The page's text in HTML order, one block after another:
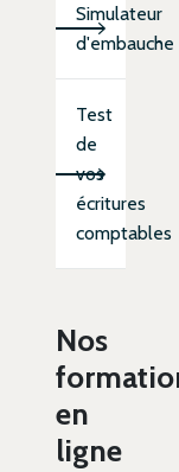
Simulateur
d'embauche
Test
de
vos
écritures
comptables
Nos
en
ligne